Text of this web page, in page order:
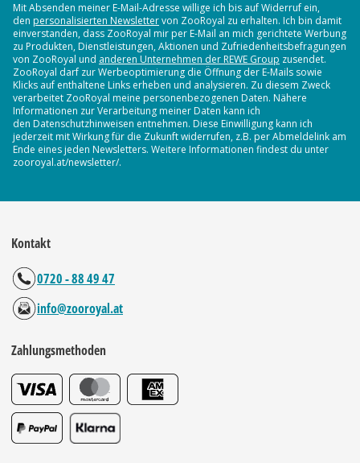
Mit Absenden meiner E-Mail-Adresse willige ich bis auf Widerruf ein,
den personalisierten Newslettervon ZooRoyal zu erhalten. Ich bin damit
einverstanden, dass ZooRoyal mir per E-Mail an mich gerichtete Werbung
zu Produkten, Dienstleistungen, Aktionen und Zufriedenheitsbefragungen
von ZooRoyal und anderen Unternehmen der REWE Group zusendet.
ZooRoyal darf zur Werbeoptimierung die Öffnung der E-Mails sowie
Klicks auf enthaltene Links erheben und analysieren. Zu diesem Zweck
verarbeitet ZooRoyal meine personenbezogenen Daten. Nähere
Informationen zur Verarbeitung meiner Daten kann ich
den Datenschutzhinweisen entnehmen. Diese Einwilligung kann ich
jederzeit mit Wirkung für die Zukunft widerrufen, z.B. per Abmeldelink am
Ende eines jeden Newsletters. Weitere Informationen findest du unter
zooroyal.at/newsletter/.
Kontakt
0720 - 88 49 47
info@zooroyal.at
Zahlungsmethoden